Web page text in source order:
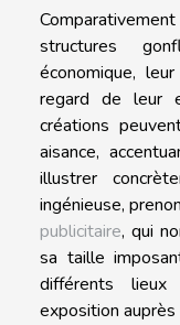
structures
économique,
regard de leur
créations
aisance,
illustrer
ingénieuse,
publicitaire, qui
sa taille
différents lieux
exposition